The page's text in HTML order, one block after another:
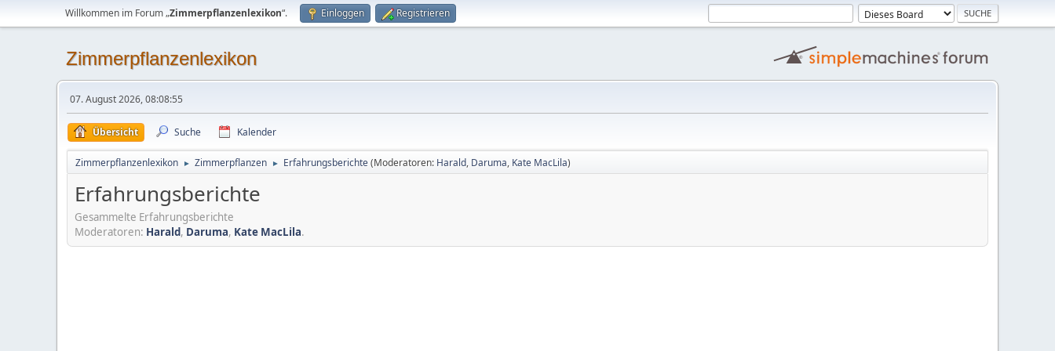
Willkommen im Forum „Zimmerpflanzenlexikon“. Einloggen Registrieren
Zimmerpflanzenlexikon
07. August 2026, 08:08:55
Übersicht Suche Kalender
Zimmerpflanzenlexikon ► Zimmerpflanzen ► Erfahrungsberichte(Moderatoren: Harald, Daruma, Kate MacLila)
Erfahrungsberichte
Gesammelte Erfahrungsberichte
Moderatoren: Harald, Daruma, Kate MacLila.